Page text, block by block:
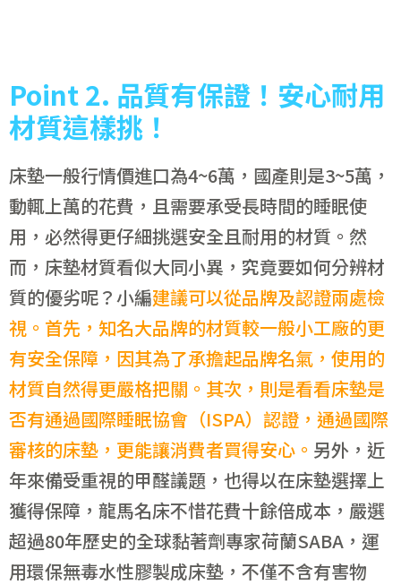
Point2. 品質有保證！安心耐用
材質這樣挑！
床墊一般行情價進口為4~6萬，國產則是3~5萬，
動輒上萬的花費，且需要承受長時間的睡眠使
用，必然得更仔細挑選安全且耐用的材質。然
而，床墊材質看似大同小異，究竟要如何分辨材
質的優劣呢？小編建議可以從品牌及認證兩處檢
視。首先，知名大品牌的材質較一般小工廠的更
有安全保障，因其為了承擔起品牌名氣，使用的
材質自然得更嚴格把關。其次，則是看看床墊是
否有通過國際睡眠協會（ISPA）認證，通過國際
審核的床墊，更能讓消費者買得安心。 另外，近
年來備受重視的甲醛議題，也得以在床墊選擇上
獲得保障，龍馬名床不惜花費十餘倍成本，嚴選
超過80年歷史的全球黏著劑專家荷蘭SABA，運
用環保無毒水性膠製成床墊，不僅不含有害物